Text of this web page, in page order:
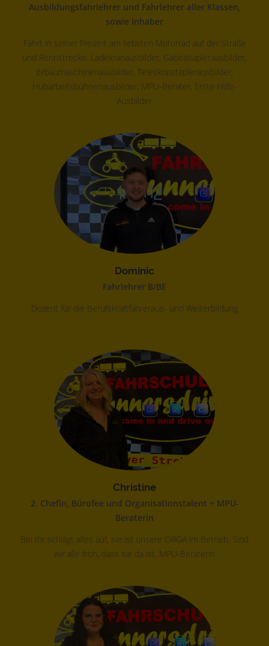
Ausbildungsfahrlehrer und Fahrlehrer aller Klassen,
sowie Inhaber
Fährt in seiner Freizeit am liebsten Motorrad auf der Straße
und Rennstrecke. Ladekranausbilder, Gabelstaplerausbilder,
Erbaumaschinenausbilder, Teleskopstaplerausbilder,
Hubarbeitsbühnenausbilder, MPU-Berater, Erste-Hilfe-
Ausbilder
Dominic
Fahrlehrer B/BE
Dozent für die Berufskraftfahreraus- und Weiterbildung
Christine
2. Chefin, Bürofee und Organisationstalent + MPU-
Beraterin
Bei Ihr schlägt alles auf, sie ist unsere ORGA im Betrieb. Sind
wir alle froh, dass sie da ist. MPU-Beraterin